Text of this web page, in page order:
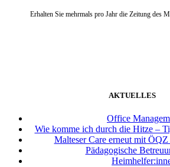
Erhalten Sie mehrmals pro Jahr die Zeitung des
AKTUELLES
Office
Wie komme ich durch die Hitze –
Malteser Care erneut mit ÖQZ
Pädagogische